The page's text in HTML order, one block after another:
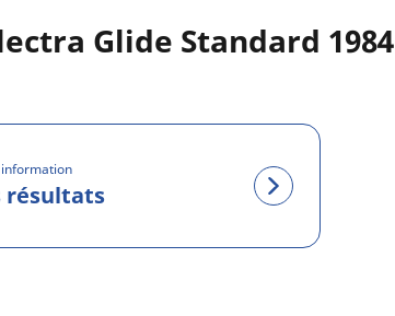
Glide Standard 1984
information
résultats